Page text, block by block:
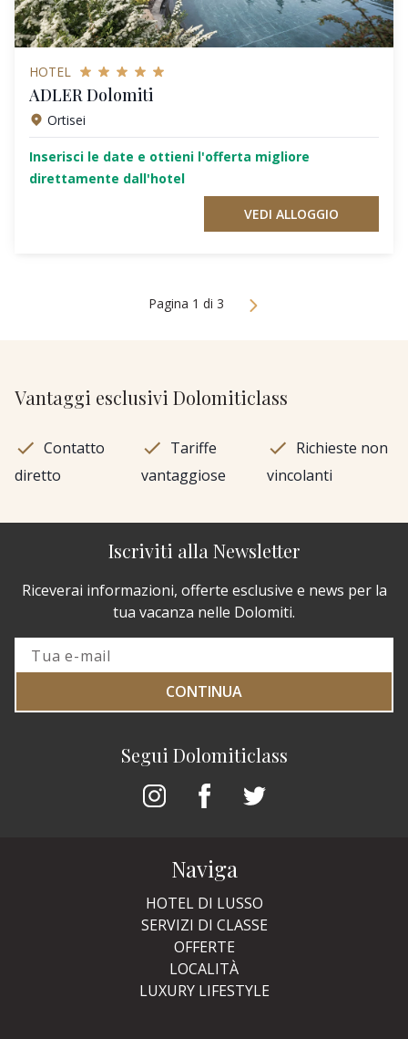
HOTEL
ADLER Dolomiti
Ortisei
Inserisci le date e ottieni l'offerta migliore
direttamente dall'hotel
VEDI ALLOGGIO
Pagina 1 di 3
Vantaggi esclusivi Dolomiticlass
Contatto
diretto
Tariffe
vantaggiose
Richieste non
vincolanti
Segui Dolomiticlass
Iscriviti alla Newsletter
Riceverai informazioni, offerte esclusive e news per la
tua vacanza nelle Dolomiti.
CONTINUA
Naviga
HOTEL DI LUSSO
SERVIZI DI CLASSE
OFFERTE
LOCALITÀ
LUXURY LIFESTYLE